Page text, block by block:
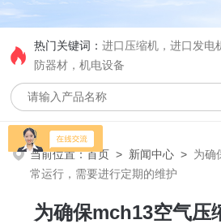
热门关键词：进口压缩机，进口发电
防器材，机电设备
当前位置：首页 > 新闻中心 > 为确
常运行，需要进行定期的维护
为确保mch13空气压